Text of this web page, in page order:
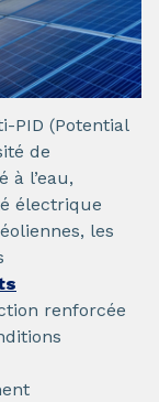
PID (Potential
de
l’eau,
électrique
les
renforcée